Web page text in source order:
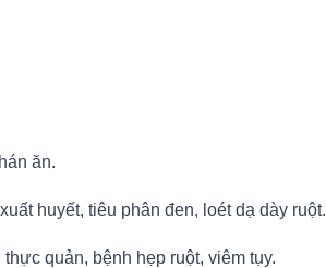
ăn.
huyết, tiêu phân đen, loét dạ dày ruột.
quản, bệnh hẹp ruột, viêm tụy.